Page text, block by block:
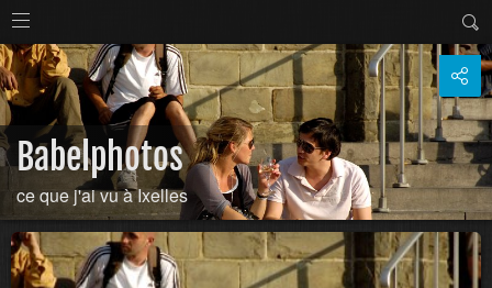
Babelphotos
ce que j'ai vu à Ixelles